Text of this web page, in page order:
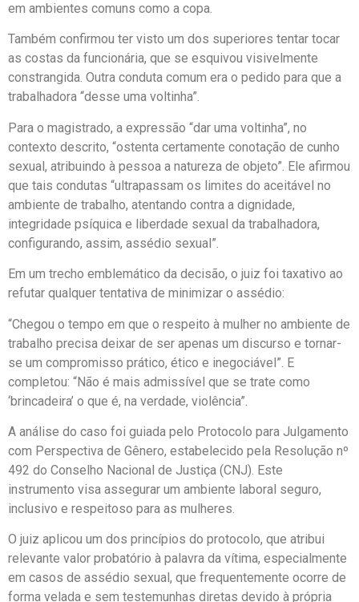
em ambientes comuns como a copa.
Também confirmou ter visto um dos superiores tentar tocar
as costas da funcionária, que se esquivou visivelmente
constrangida. Outra conduta comum era o pedido para que a
trabalhadora “desse uma voltinha”.
Para o magistrado, a expressão “dar uma voltinha”, no
contexto descrito, “ostenta certamente conotação de cunho
sexual, atribuindo à pessoa a natureza de objeto”. Ele afirmou
que tais condutas “ultrapassam os limites do aceitável no
ambiente de trabalho, atentando contra a dignidade,
integridade psíquica e liberdade sexual da trabalhadora,
configurando, assim, assédio sexual”.
Em um trecho emblemático da decisão, o juiz foi taxativo ao
refutar qualquer tentativa de minimizar o assédio:
“Chegou o tempo em que o respeito à mulher no ambiente de
trabalho precisa deixar de ser apenas um discurso e tornar-
se um compromisso prático, ético e inegociável”. E
completou: “Não é mais admissível que se trate como
‘brincadeira’ o que é, na verdade, violência”.
A análise do caso foi guiada pelo Protocolo para Julgamento
com Perspectiva de Gênero, estabelecido pela Resolução nº
492 do Conselho Nacional de Justiça (CNJ). Este
instrumento visa assegurar um ambiente laboral seguro,
inclusivo e respeitoso para as mulheres.
O juiz aplicou um dos princípios do protocolo, que atribui
relevante valor probatório à palavra da vítima, especialmente
em casos de assédio sexual, que frequentemente ocorre de
forma velada e sem testemunhas diretas devido à própria